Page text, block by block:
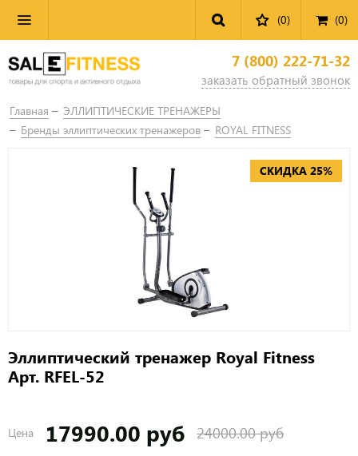
(0) (0)
7 (800) 222-71-32
заказать обратный звонок
Главная
ЭЛЛИПТИЧЕСКИЕ ТРЕНАЖЕРЫ
Бренды эллиптических тренажеров
ROYAL FITNESS
СКИДКА 25%
Эллиптический тренажер Royal Fitness
Арт. RFEL-52
Цена 17990.00 руб 24000.00 руб